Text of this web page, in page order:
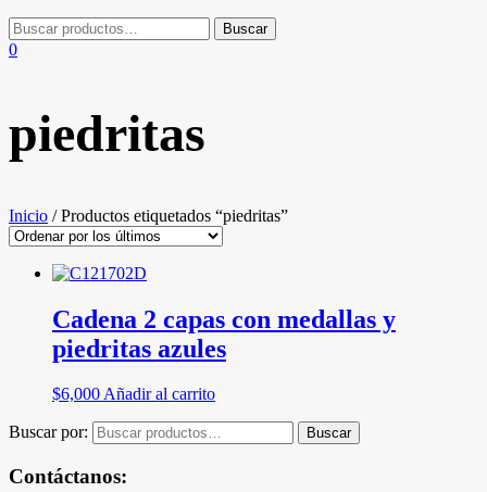
0
piedritas
Inicio / Productos etiquetados “piedritas”
Cadena 2 capas con medallas y
piedritas azules
$6,000Añadir al carrito
Buscar por: Buscar
Contáctanos: